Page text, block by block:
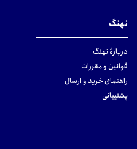
نهنگ
دربارهٔ نهنگ
قوانین و مقررات
راهنمای خرید و ارسال
پشتیبانی